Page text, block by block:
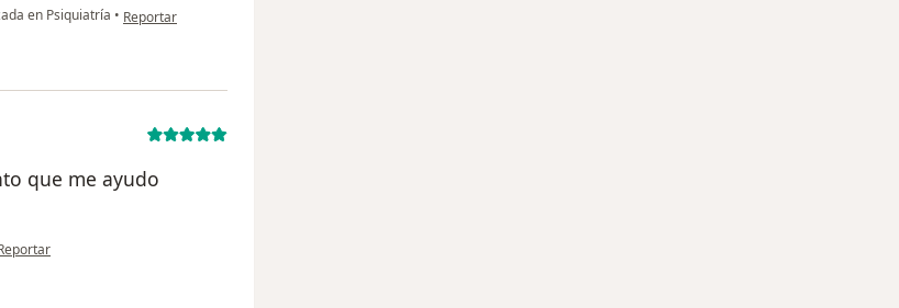
en Psiquiatría • en opinión del usuario María del Pilar
Reportar
que me ayudo
opinión del usuario Felipe